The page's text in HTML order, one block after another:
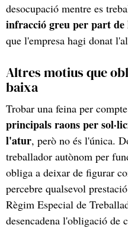
desocupació mentre es
infracció greu per part
que l'empresa hagi donat
Altres motius que
baixa
Trobar una feina per
principals raons per
l'atur, però no és l'única.
treballador autònom per
obliga a deixar de figurar
percebre qualsevol
Règim Especial de
desencadena l'obligació de